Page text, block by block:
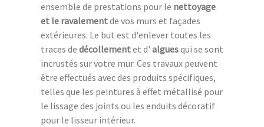
ensemble de prestations pour le nettoyage
et le ravalementde vos murs et façades
extérieures. Le but est d'enlever toutes les
traces de décollementet d' alguesqui se sont
incrustés sur votre mur. Ces travaux peuvent
être effectués avec des produits spécifiques,
telles que les peintures à effet métallisé pour
le lissage des joints ou les enduits décoratif
pour le lisseur intérieur.